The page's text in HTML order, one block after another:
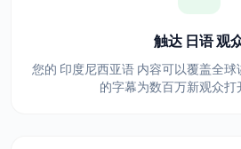
触达 日语 观
您的 印度尼西亚语 内容可以覆盖全
的字幕为数百万新观众打